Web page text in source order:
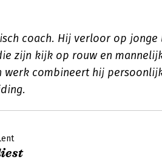
coach. Hij verloor op
zijn kijk op rouw en
werk combineert hij